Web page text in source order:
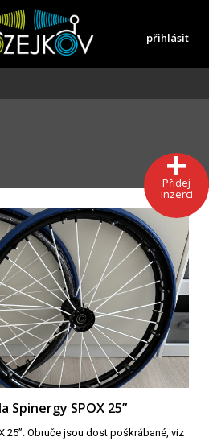
přihlásit
Přidej
inzerci
Spinergy SPOX 25”
25”. Obruče jsou dost poškrábané, viz